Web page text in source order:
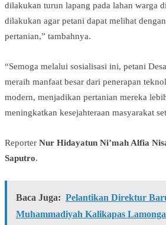
dilakukan turun lapang pada lahan warga
dilakukan agar petani dapat melihat
pertanian,” tambahnya.
“Semoga melalui sosialisasi ini, petani
meraih manfaat besar dari penerapan
modern, menjadikan pertanian mereka
meningkatkan kesejahteraan masyarakat
Reporter Nur Hidayatun Ni’mah Alfia
Saputro.
Baca Juga: Pelantikan Direktur
Muhammadiyah Kalikapas